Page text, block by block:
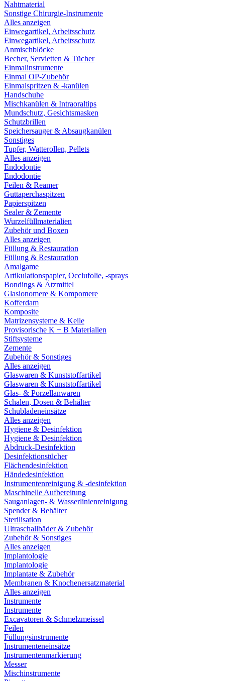
Nahtmaterial
Sonstige Chirurgie-Instrumente
Alles anzeigen
Einwegartikel, Arbeitsschutz
Einwegartikel, Arbeitsschutz
Anmischblöcke
Becher, Servietten & Tücher
Einmalinstrumente
Einmal OP-Zubehör
Einmalspritzen & -kanülen
Handschuhe
Mischkanülen & Intraoraltips
Mundschutz, Gesichtsmasken
Schutzbrillen
Speichersauger & Absaugkanülen
Sonstiges
Tupfer, Watterollen, Pellets
Alles anzeigen
Endodontie
Endodontie
Feilen & Reamer
Guttaperchaspitzen
Papierspitzen
Sealer & Zemente
Wurzelfüllmaterialien
Zubehör und Boxen
Alles anzeigen
Füllung & Restauration
Füllung & Restauration
Amalgame
Artikulationspapier, Occlufolie, -sprays
Bondings & Ätzmittel
Glasionomere & Kompomere
Kofferdam
Komposite
Matrizensysteme & Keile
Provisorische K + B Materialien
Stiftsysteme
Zemente
Zubehör & Sonstiges
Alles anzeigen
Glaswaren & Kunststoffartikel
Glaswaren & Kunststoffartikel
Glas- & Porzellanwaren
Schalen, Dosen & Behälter
Schubladeneinsätze
Alles anzeigen
Hygiene & Desinfektion
Hygiene & Desinfektion
Abdruck-Desinfektion
Desinfektionstücher
Flächendesinfektion
Händedesinfektion
Instrumentenreinigung & -desinfektion
Maschinelle Aufbereitung
Sauganlagen- & Wasserlinienreinigung
Spender & Behälter
Sterilisation
Ultraschallbäder & Zubehör
Zubehör & Sonstiges
Alles anzeigen
Implantologie
Implantologie
Implantate & Zubehör
Membranen & Knochenersatzmaterial
Alles anzeigen
Instrumente
Instrumente
Excavatoren & Schmelzmeissel
Feilen
Füllungsinstrumente
Instrumenteneinsätze
Instrumentenmarkierung
Messer
Mischinstrumente